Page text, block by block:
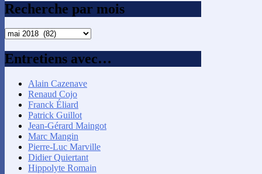
Recherche par mois
Recherche
mois
Entretiens avec…
Alain Cazenave
Renaud Cojo
Franck Éliard
Patrick Guillot
Jean-Gérard Maingot
Marc Mangin
Pierre-Luc Marville
Didier Quiertant
Hippolyte Romain